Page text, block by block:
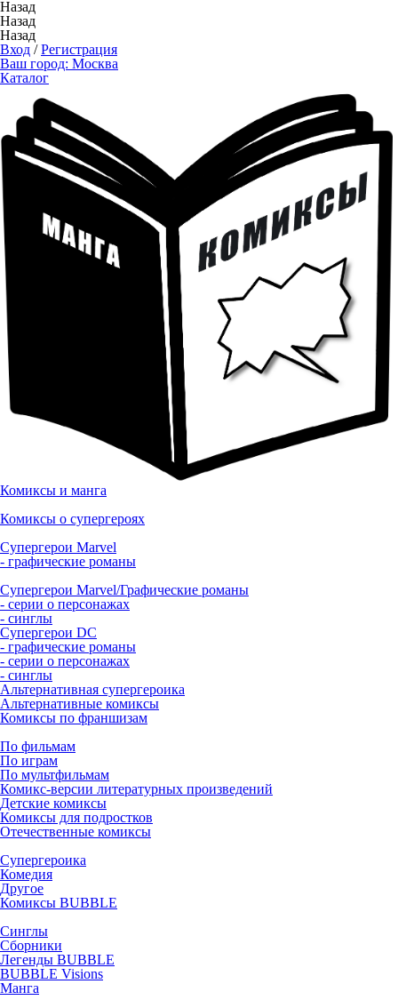
Назад
Назад
Назад
Вход /Регистрация
Ваш город: Москва
Каталог
Комиксы и манга
Комиксы о супергероях
Супергерои Marvel
- графические романы
Супергерои Marvel/Графические романы
- серии о персонажах
- синглы
Супергерои DC
- графические романы
- серии о персонажах
- синглы
Альтернативная супергероика
Альтернативные комиксы
Комиксы по франшизам
По фильмам
По играм
По мультфильмам
Комикс-версии литературных произведений
Детские комиксы
Комиксы для подростков
Отечественные комиксы
Супергероика
Комедия
Другое
Комиксы BUBBLE
Синглы
Сборники
Легенды BUBBLE
BUBBLE Visions
Манга